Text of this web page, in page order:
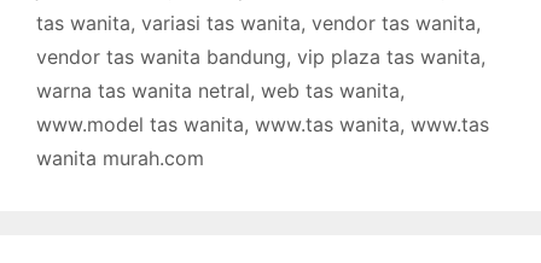
tas wanita, variasi tas wanita, vendor tas wanita,
vendor tas wanita bandung, vip plaza tas wanita,
warna tas wanita netral, web tas wanita,
www.model tas wanita, www.tas wanita, www.tas
wanita murah.com